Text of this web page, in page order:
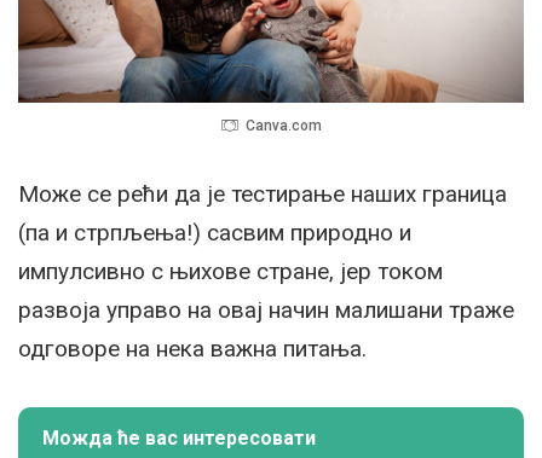
Canva.com
Може се рећи да је тестирање наших граница
(па и стрпљења!) сасвим природно и
импулсивно с њихове стране, јер током
развоја управо на овај начин малишани траже
одговоре на нека важна питања.
Можда ће вас интересовати